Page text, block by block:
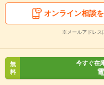
オンライン相談
※メールアドレス
無
料
今すぐ在